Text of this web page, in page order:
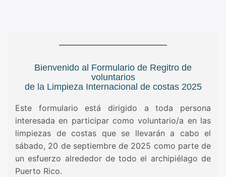
Bienvenido al Formulario de Regitro de
voluntarios
de la Limpieza Internacional de costas 2025
Este formulario está dirigido a toda persona
interesada en participar como voluntario/a en las
limpiezas de costas que se llevarán a cabo el
sábado, 20 de septiembre de 2025 como parte de
un esfuerzo alrededor de todo el archipiélago de
Puerto Rico.